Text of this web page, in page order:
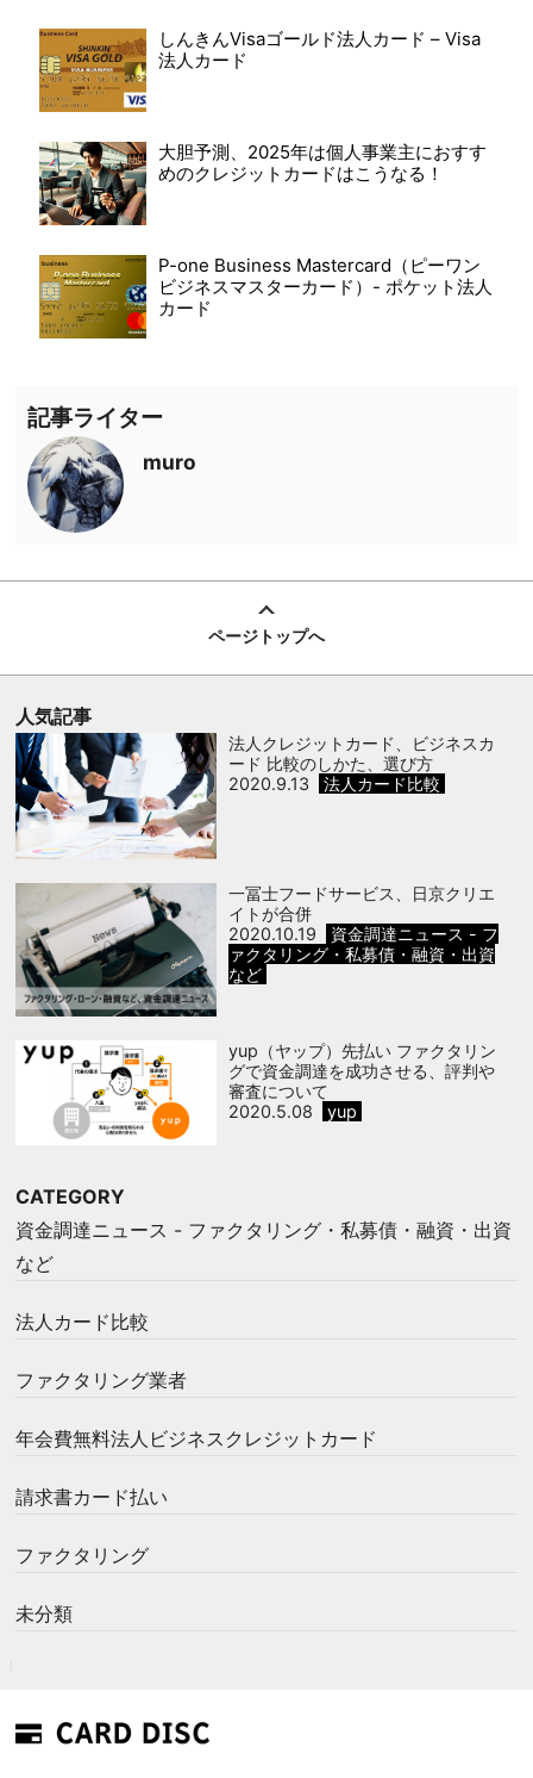
しんきんVisaゴールド法人カード – Visa
法人カード
大胆予測、2025年は個人事業主におすす
めのクレジットカードはこうなる！
P-one Business Mastercard（ピーワン
ビジネスマスターカード）- ポケット法人
カード
記事ライター
muro
ページトップへ
人気記事
法人クレジットカード、ビジネスカ
ード 比較のしかた、選び方
2020.9.13
法人カード比較
一冨士フードサービス、日京クリエ
イトが合併
2020.10.19
資金調達ニュース - フ
ァクタリング・私募債・融資・出資
など
yup（ヤップ）先払い ファクタリン
グで資金調達を成功させる、評判や
審査について
2020.5.08
yup
CATEGORY
資金調達ニュース - ファクタリング・私募債・融資・出資
など
法人カード比較
ファクタリング業者
年会費無料法人ビジネスクレジットカード
請求書カード払い
ファクタリング
未分類